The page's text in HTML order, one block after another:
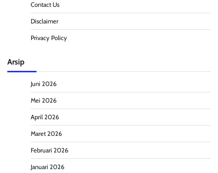
Contact Us
Disclaimer
Privacy Policy
Arsip
Juni 2026
Mei 2026
April 2026
Maret 2026
Februari 2026
Januari 2026